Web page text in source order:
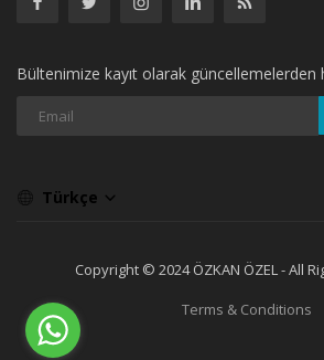
Bültenimize kayıt olarak güncellemelerden
Türkçe
Copyright © 2024 ÖZKAN ÖZEL - All
Terms & Conditions